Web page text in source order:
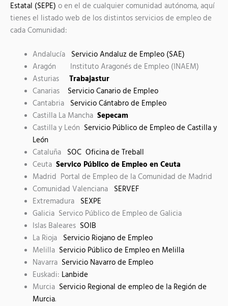
Estatal (SEPE) o en el de cualquier comunidad autónoma, aquí
tienes el listado web de los distintos servicios de empleo de
cada Comunidad:
Andalucía
Servicio Andaluz de Empleo (SAE)
Aragón Instituto Aragonés de Empleo (INAEM)
Asturias Trabajastur
Canarias Servicio Canario de Empleo
Cantabria Servicio Cántabro de Empleo
Castilla La Mancha Sepecam
Castilla y León Servicio Público de Empleo de Castilla y
León
Cataluña SOC Oficina de Treball
Ceuta Servico Público de Empleo en Ceuta
Madrid Portal de Empleo de la Comunidad de Madrid
Comunidad Valenciana SERVEF
Extremadura SEXPE
Galicia Servico Público de Empleo de Galicia
Islas Baleares SOIB
La Rioja Servicio Riojano de Empleo
Melilla Servicio Público de Empleo en Melilla
Navarra Servicio Navarro de Empleo
Euskadi: Lanbide
Murcia Servicio Regional de empleo de la Región de
Murcia.